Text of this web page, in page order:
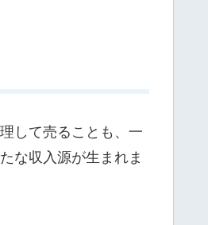
して売ることも、一
な収入源が生まれま